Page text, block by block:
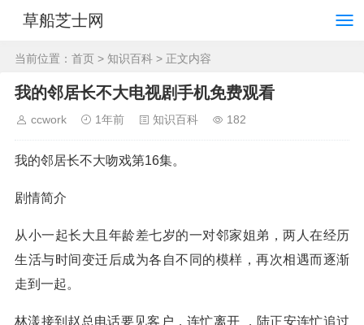
草船芝士网
当前位置： 首页 > 知识百科 > 正文内容
我的邻居长不大电视剧手机免费观看
ccwork 1年前 知识百科 182
我的邻居长不大吻戏第16集。
剧情简介
从小一起长大且年龄差七岁的一对邻家姐弟，两人在经历
生活与时间变迁后成为各自不同的模样，再次相遇而逐渐
走到一起。
林漾接到赵总电话要见客户，连忙离开 ，陆正安连忙追过